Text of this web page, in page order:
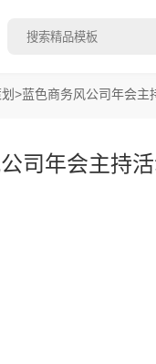
>蓝色商务风公司年会主
司年会主持